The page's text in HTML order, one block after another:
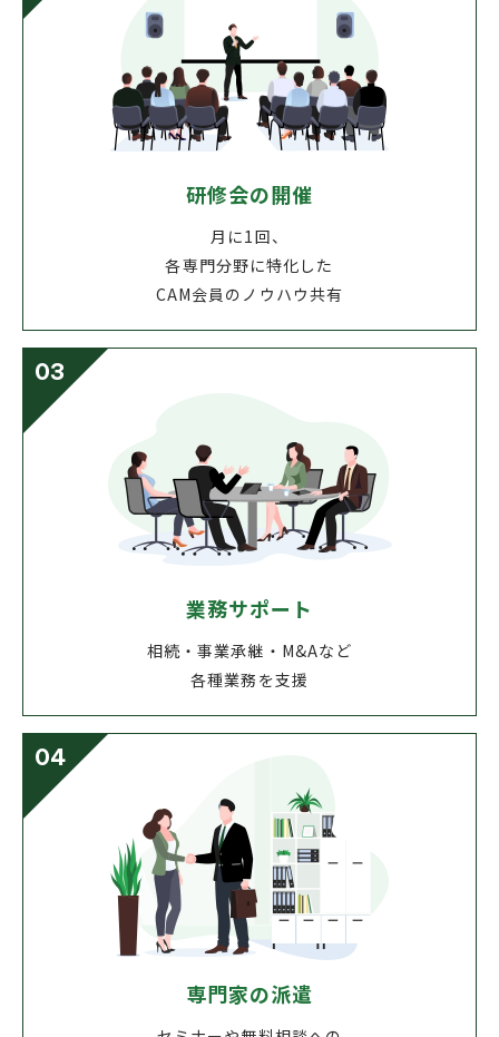
研修会の開催
月に1回、
各専門分野に特化した
CAM会員のノウハウ共有
03
業務サポート
相続・事業承継・M&Aなど
各種業務を支援
04
専門家の派遣